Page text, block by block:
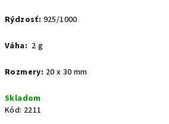
Rýdzosť: 925/1000
Váha: 2 g
Rozmery: 20 x 30 mm
Skladom
Kód: 2211